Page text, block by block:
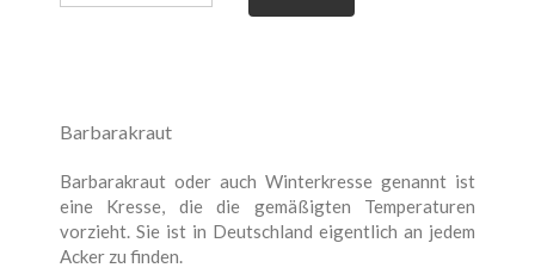
Barbarakraut
Barbarakraut oder auch Winterkresse genannt ist
eine Kresse, die die gemäßigten Temperaturen
vorzieht. Sie ist in Deutschland eigentlich an jedem
Acker zu finden.